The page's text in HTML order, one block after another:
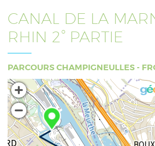
CANAL DE LA
RHIN 2° PARTIE
PARCOURS CHAMPIGNEULLES -